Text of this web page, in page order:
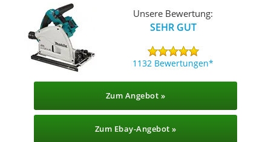
Unsere Bewertung:
SEHR GUT
1132 Bewertungen
Zum Angebot »
Zum Ebay-Angebot »